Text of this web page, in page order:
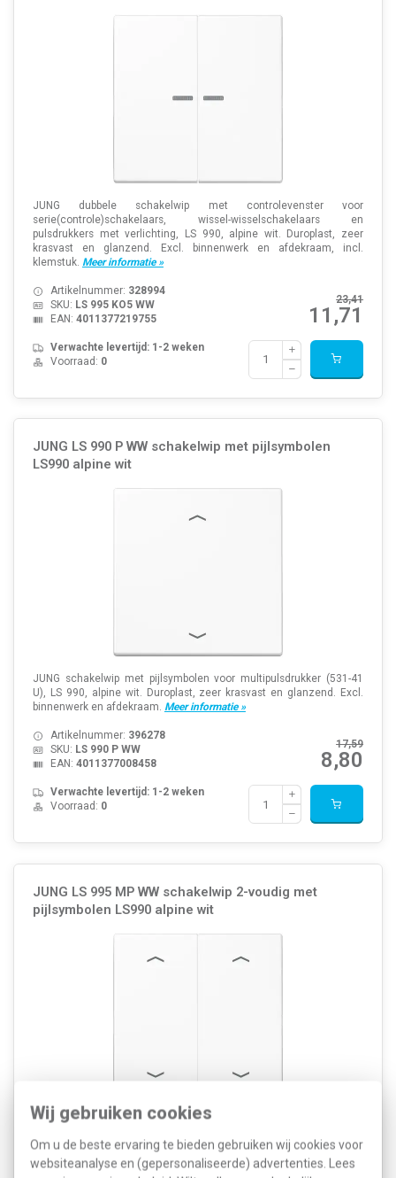
Wij gebruiken cookies
Om u de beste ervaring te bieden gebruiken wij cookies voor
websiteanalyse en (gepersonaliseerde) advertenties. Lees
JUNG dubbele schakelwip met controlevenster voor
serie(controle)schakelaars, wissel-wisselschakelaars en
pulsdrukkers met verlichting, LS 990, alpine wit. Duroplast, zeer
krasvast en glanzend. Excl. binnenwerk en afdekraam, incl.
klemstuk. Meer informatie »
23,41
11,71
Artikelnummer: 328994
SKU: LS 995 KO5 WW
EAN: 4011377219755
Verwachte levertijd: 1-2 weken
Voorraad: 0
JUNG LS 990 P WW schakelwip met pijlsymbolen
LS990 alpine wit
JUNG schakelwip met pijlsymbolen voor multipulsdrukker (531-41
U), LS 990, alpine wit. Duroplast, zeer krasvast en glanzend. Excl.
binnenwerk en afdekraam. Meer informatie »
17,59
8,80
Artikelnummer: 396278
SKU: LS 990 P WW
EAN: 4011377008458
Verwachte levertijd: 1-2 weken
Voorraad: 0
JUNG LS 995 MP WW schakelwip 2-voudig met
pijlsymbolen LS990 alpine wit
JUNG 2-voudige schakelwip met pijlsymbolen voor multipulsdrukker
(532-4), LS 990, alpine wit. Duroplast, zeer krasvast en glanzend.
Excl. binnenwerk en afdekraam.Meer informatie »